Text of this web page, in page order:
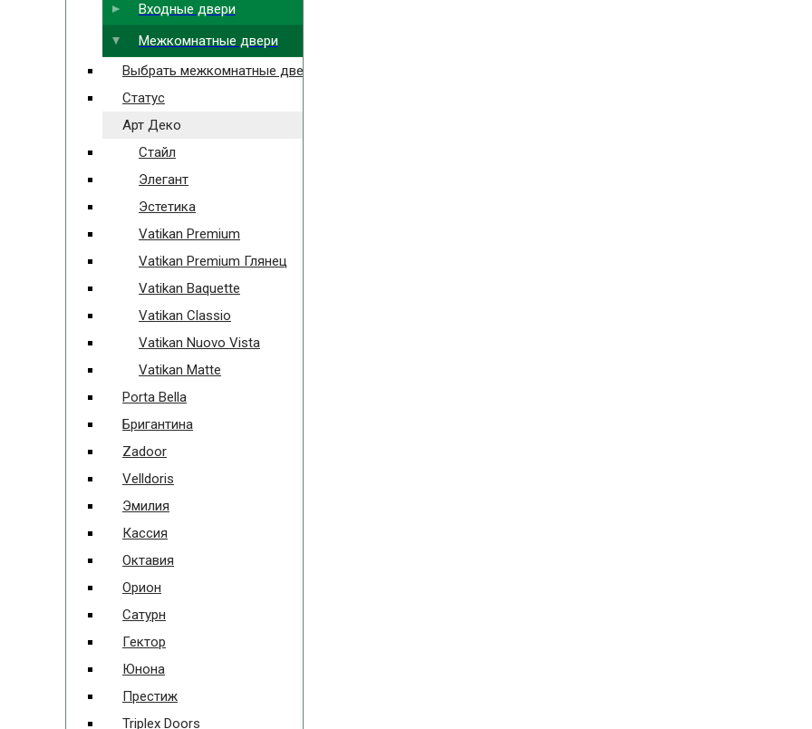
Входные двери
Межкомнатные двери
Выбрать межкомнатные двери
Статус
Арт Деко
Стайл
Элегант
Эстетика
Vatikan Premium
Vatikan Premium Глянец
Vatikan Baquette
Vatikan Classio
Vatikan Nuovo Vista
Vatikan Matte
Porta Bella
Бригантина
Zadoor
Velldoris
Эмилия
Кассия
Октавия
Орион
Сатурн
Гектор
Юнона
Престиж
Triplex Doors